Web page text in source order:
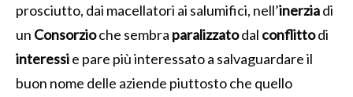
prosciutto, dai macellatori ai salumifici, nell’inerziadi
un Consorzioche sembra paralizzatodal conflittodi
interessie pare più interessato a salvaguardare il
buon nome delle aziende piuttosto che quello